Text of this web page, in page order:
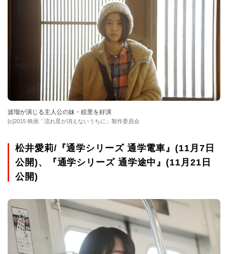
波瑠が演じる主人公の妹・絵里を好演
[c]2015 映画「流れ星が消えないうちに」製作委員会
松井愛莉/『通学シリーズ 通学電車』(11月7日
公開)、『通学シリーズ 通学途中』(11月21日
公開)